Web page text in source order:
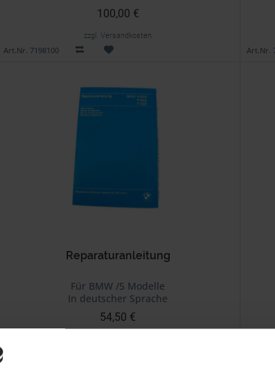
100,00 €
zzgl. Versandkosten
Art.Nr. 7198100 Art.Nr.
Reparaturanleitung
Für BMW /5 Modelle
In deutscher Sprache
54,50 €